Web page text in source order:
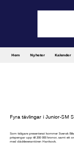
Hem Nyheter Kalender
Fyra tävlingar i Junior-SM
Som tidigare presenterat kommer Svensk
prispengar upp till 200 000 kronor, samt ett
med däckleverantören Hankook.